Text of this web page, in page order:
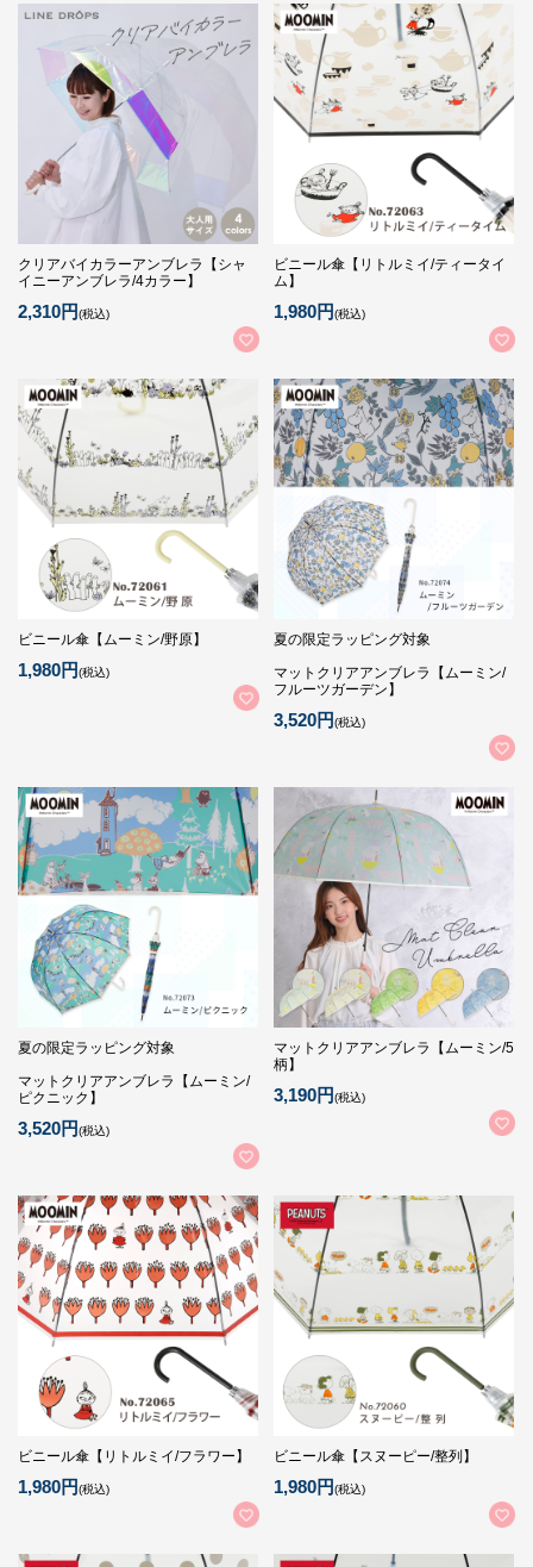
クリアバイカラーアンブレラ【シャ
イニーアンブレラ/4カラー】
2,310円(税込)
ビニール傘【リトルミイ/ティータイ
ム】
1,980円(税込)
ビニール傘【ムーミン/野原】
1,980円(税込)
夏の限定ラッピング対象
マットクリアアンブレラ【ムーミン/
フルーツガーデン】
3,520円(税込)
夏の限定ラッピング対象
マットクリアアンブレラ【ムーミン/
ピクニック】
3,520円(税込)
マットクリアアンブレラ【ムーミン/5
柄】
3,190円(税込)
ビニール傘【リトルミイ/フラワー】
1,980円(税込)
ビニール傘【スヌーピー/整列】
1,980円(税込)